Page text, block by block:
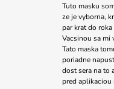
Tuto masku
ze je vyborna,
par krat do
Vacsinou sa mi
Tato maska
poriadne
dost sera na to
pred aplikaciou